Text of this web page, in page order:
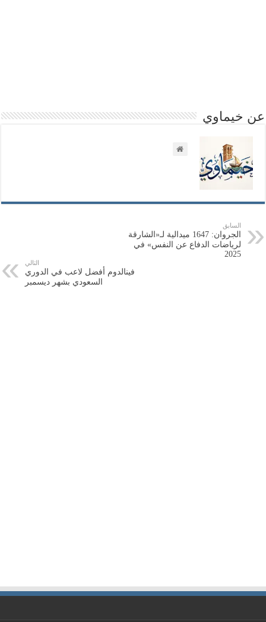
عن خيماوي
السابق
الجروان: 1647 ميدالية لـ«الشارقة
لرياضات الدفاع عن النفس» في
2025
التالي
فينالدوم أفضل لاعب في الدوري
السعودي بشهر ديسمبر